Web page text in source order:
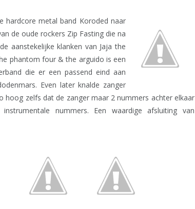
hardcore metal band Koroded naar
de oude rockers Zip Fasting die na
aanstekelijke klanken van Jaja the
phantom four & the arguido is een
die er een passend eind aan
Even later knalde zanger
hoog zelfs dat de zanger maar 2 nummers achter elkaar
nummers. Een waardige afsluiting van